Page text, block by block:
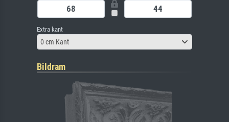
Extra kant
0 cm Kant
Bildram